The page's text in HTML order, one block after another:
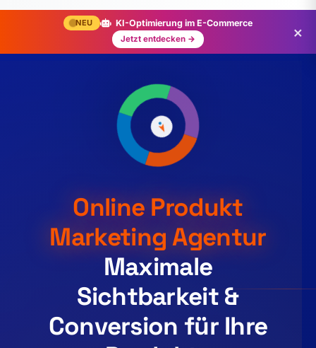
NEU KI-Optimierung im E-Commerce
Jetzt entdecken → ×
Online Produkt
Marketing Agentur
Maximale
Sichtbarkeit &
Conversion für Ihre